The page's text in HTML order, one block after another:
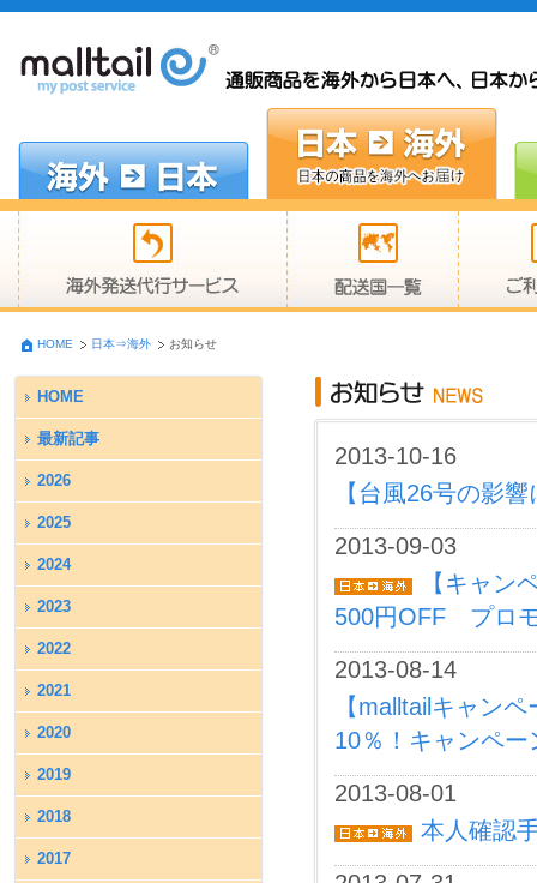
HOME 日本⇒海外 お知らせ
HOME
最新記事
2026
2025
2024
2023
2022
2021
2020
2019
2018
2017
2013-10-16
【台風26号の影
2013-09-03
【キャ
500円OFF プロ
2013-08-14
【malltailキャン
10％！キャンペ
2013-08-01
本人確認